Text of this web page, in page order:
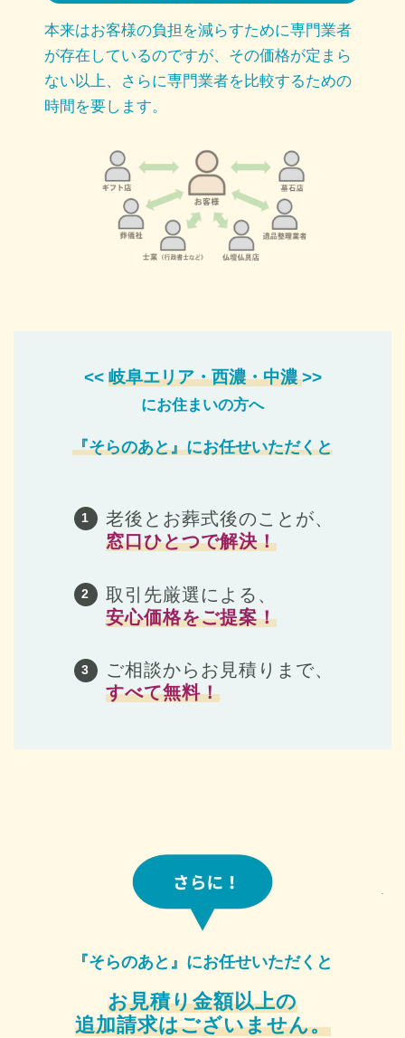
本来はお客様の負担を減らすために専門業者
が存在しているのですが、その価格が定まら
ない以上、さらに専門業者を比較するための
時間を要します。
<< 岐阜エリア・西濃・中濃>>
にお住まいの方へ
『そらのあと』にお任せいただくと
老後とお葬式後のことが、
窓口ひとつで解決！
取引先厳選による、
安心価格をご提案！
ご相談からお見積りまで、
すべて無料！
『そらのあと』にお任せいただくと
お見積り金額以上の
追加請求はございません。